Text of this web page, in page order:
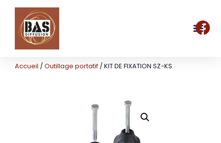
Accueil /Outillage portatif / KIT DE FIXATION SZ-KS